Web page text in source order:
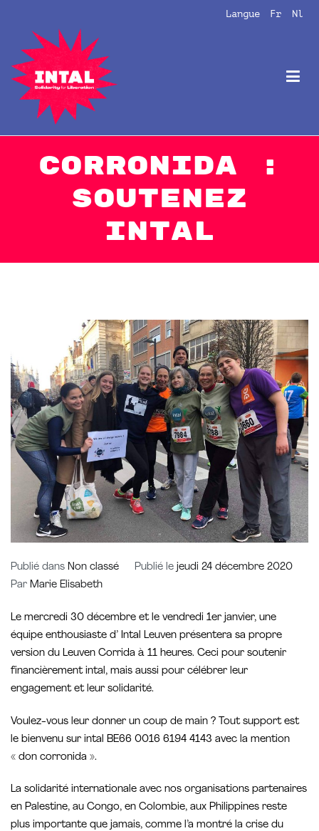
Langue Fr Nl
Intal
Globalize Solidarity!
Corronida :
Soutenez
intal
Publié dans Non classé Publié le jeudi 24 décembre 2020
Par Marie Elisabeth
Le mercredi 30 décembre et le vendredi 1er janvier, une
équipe enthousiaste d’ Intal Leuven présentera sa propre
version du Leuven Corrida à 11 heures. Ceci pour soutenir
financièrement intal, mais aussi pour célébrer leur
engagement et leur solidarité.
Voulez-vous leur donner un coup de main ? Tout support est
le bienvenu sur intal BE66 0016 6194 4143 avec la mention
« don corronida ».
La solidarité internationale avec nos organisations partenaires
en Palestine, au Congo, en Colombie, aux Philippines reste
plus importante que jamais, comme l’a montré la crise du